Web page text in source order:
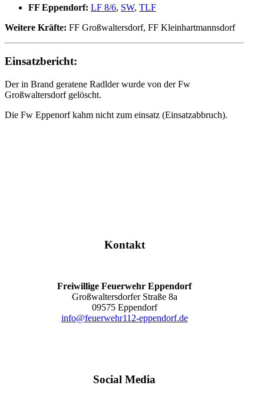
FF Eppendorf: LF 8/6, SW, TLF
Weitere Kräfte: FF Großwaltersdorf, FF Kleinhartmannsdorf
Einsatzbericht:
Der in Brand geratene Radlder wurde von der Fw
Großwaltersdorf gelöscht.
Die Fw Eppenorf kahm nicht zum einsatz (Einsatzabbruch).
Kontakt
Freiwillige Feuerwehr Eppendorf
Großwaltersdorfer Straße 8a
09575 Eppendorf
info@feuerwehr112-eppendorf.de
Social Media